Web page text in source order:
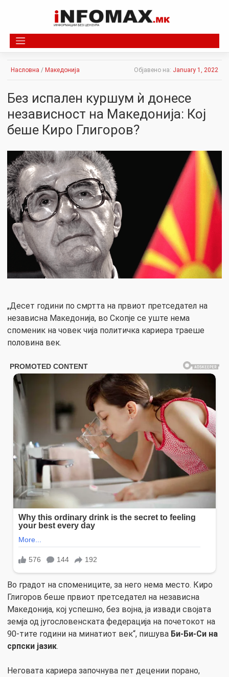
Насловна / Македонија Објавено на: January 1, 2022
Без испален куршум ѝ донесе
независност на Македонија: Кој
беше Киро Глигоров?
„Десет години по смртта на првиот претседател на
независна Македонија, во Скопје се уште нема
споменик на човек чија политичка кариера траеше
половина век.
Во градот на спомениците, за него нема место. Киро
Глигоров беше првиот претседател на независна
Македонија, кој успешно, без војна, ја извади својата
земја од југословенската федерација на почетокот на
90-тите години на минатиот век“, пишува Би-Би-Си на
српски јазик.
Неговата кариера започнува пет децении порано,